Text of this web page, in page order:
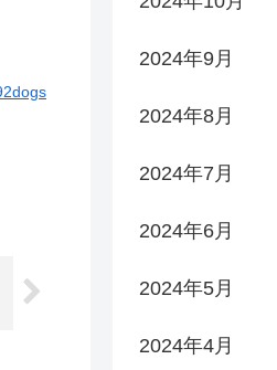
2024年9月
2024年8月
2024年7月
2024年6月
2024年5月
2024年4月